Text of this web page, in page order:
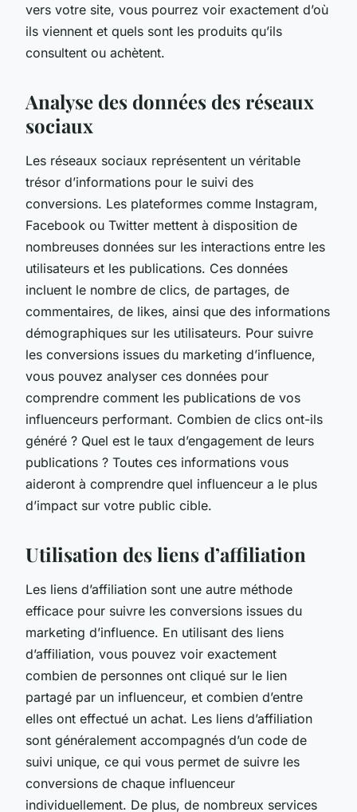
vers votre site, vous pourrez voir exactement d’où
ils viennent et quels sont les produits qu’ils
consultent ou achètent.
Analyse des données des réseaux
sociaux
Les réseaux sociaux représentent un véritable
trésor d’informations pour le suivi des
conversions. Les plateformes comme Instagram,
Facebook ou Twitter mettent à disposition de
nombreuses données sur les interactions entre les
utilisateurs et les publications. Ces données
incluent le nombre de clics, de partages, de
commentaires, de likes, ainsi que des informations
démographiques sur les utilisateurs. Pour suivre
les conversions issues du marketing d’influence,
vous pouvez analyser ces données pour
comprendre comment les publications de vos
influenceurs performant. Combien de clics ont-ils
généré ? Quel est le taux d’engagement de leurs
publications ? Toutes ces informations vous
aideront à comprendre quel influenceur a le plus
d’impact sur votre public cible.
Utilisation des liens d’affiliation
Les liens d’affiliation sont une autre méthode
efficace pour suivre les conversions issues du
marketing d’influence. En utilisant des liens
d’affiliation, vous pouvez voir exactement
combien de personnes ont cliqué sur le lien
partagé par un influenceur, et combien d’entre
elles ont effectué un achat. Les liens d’affiliation
sont généralement accompagnés d’un code de
suivi unique, ce qui vous permet de suivre les
conversions de chaque influenceur
individuellement. De plus, de nombreux services